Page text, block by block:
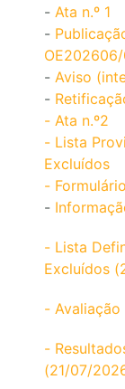
- Ata n.º 1
-
OE202606/
- Aviso
-
- Ata n.º2
- Lista
Excluídos
-
-
- Lista
Excluídos
-
-
(21/07/